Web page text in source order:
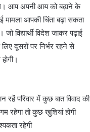
आप अपनी आय को बढ़ाने के
आपकी चिंता बढ़ा सकता
विदेश जाकर पढ़ाई
दूसरों पर निर्भर रहने से
परिवार में कुछ बात विवाद की
रहेगा तो कुछ खुशियां होगी
रहेगी